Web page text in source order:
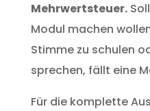
Mehrwertsteuer.
Modul machen
Stimme zu schulen
sprechen, fällt eine
Für die komplette